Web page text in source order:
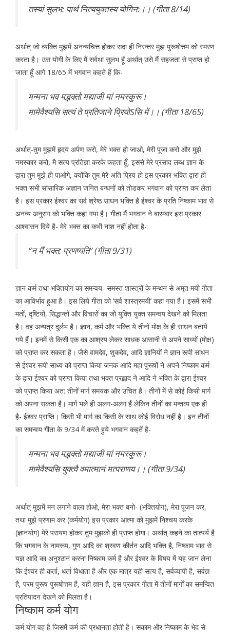
तस्यां सुलभ: पार्थ नित्ययुक्तस्य योगिन:।। (गीता 8/14)
अर्थात् जो व्यक्ति मुझमें अनन्यचित्त होकर सदा ही निरन्तर मुझ पुरूषोत्तम को स्मरण
करता है। उस योगी के लिए मैं सर्वथा सुलभ हूँ अर्थात् उसे मैं सहजता से प्राप्त हो
जाता हूँ आगे 18/65 में भगवान कहते हैं कि-
मन्मना भव मद्भक्तो मद्याजी मां नमस्कुरू।
मामेवैश्यसि सत्यं ते प्रतिजाने प्रियोSसि में।। (गीता 18/65)
अर्थात्-तुम मुझमें हृदय अर्पण करो, मेरे भक्त हो जाओ, मेरी पूजा करो और मुझे
नमस्कार करो, मै सत्य प्रतिज्ञा करके कहता हूँ, इससे मेरे प्रसाद लब्ध ज्ञान के
द्वारा तुम मुझे ही पाओगे, क्योंकि तुम मेरे अति प्रिय हो इस प्रकार भक्ति द्वारा ही
भक्त सभी सांसारिक अज्ञान जनित बन्धनों को तोडकर भगवान को प्राप्त कर लेता
है। इस प्रकार ईश्वर का सर्व श्रेष्ठ साधन भक्ति है ईश्वर के प्रति निष्काम भाव से
अनन्य अनुराग को भक्ति कहा गया है। गीता मैं भगवान ने बारम्बार इस प्रकार
आश्वासन दिये है- मेरे भक्त का कभी नाश नहीं होता है-
‘‘न मैं भक्त: प्रणष्यति’’ (गीता 9/31)
ज्ञान कर्म तथा भक्तियोग का समन्वय- समस्त शास्त्रों के मन्थन से अमृत मयी गीता
का आविर्भाव हुआ है। इस लिये गीता को ‘सर्व शास्त्रमयी’ कहा गया है। इसमें सभी
मतों, दृष्टियों, सिद्धान्तों और विचारों का जो युक्ति युक्त समन्वय देखने को मिलता
है। वह अन्यत्र दुर्लभ है। ज्ञान, कर्म और भक्ति ये तीनों मोक्ष के ही साधन बताये
गये हैं। इनमें से किसी एक का आश्रय लेकर साधक आसानी से अपने साध्यों (मोक्ष)
को प्राप्त कर सकता है। जैसे वामदेव, शुकदेव, आदि ज्ञानियों ने ज्ञान रूपी साधन
से ईश्वर रूपी साध्य को प्राप्त किया जनक आदि महा पुरूषों ने अपने निष्काम कर्म
के द्वारा ईश्वर को प्राप्त किया तथा भक्त प्रह्लाद ने आदि ने भक्ति के द्वारा ईश्वर
को प्राप्त किया अत: तीनों मार्ग समयक और उचित है। तीनों में से कोई किसी मार्ग
को अपना सकता है। मार्ग भले ही अलग-अलग हैं लेकिन तीनों का मन्तव्य एक ही
है- ईश्वर प्राप्ति। किसी भी मार्ग का किसी के साथ कोई विरोध नहीं है। इन तीनों
का समन्वय गीता के 9/34 में करते हुये भगवान कहतें है-
मन्मना भव मद्भक्तो मद्याजी मां नमस्कुरू।
मामेवैश्यसि युक्त्वै वमात्मानं मत्पराणय।। (गीता 9/34)
अर्थात् मुझमें मन लगाने वाला होओ, मेरा भक्त बनो- (भक्तियोग), मेरा पूजन कर,
तथा मुझे प्रणाम कर (कर्मयोग) इस प्रकार आत्मा को मुझमें निश्चय करके
(ज्ञानयोग) मेरे परायण होकर तुम मुझको ही प्राप्त होगा। अर्थात् कहने का तात्पर्य है
कि भगवान के नामरूप, गुण आदि का श्रवण कीर्तन आदि भक्ति है, निष्काम भाव से
यज्ञ आदि का अनुश्ठान करना निष्काम कर्म है और ईश्वर के विषय में यह जान लेना
कि ईश्वर ही कर्ता, धर्ता विधाता है और एक मात्र यही सत्य है, सर्वव्यापी है, सर्वज्ञ
है, परम पुरूष पुरूषोत्तम है, यही ज्ञान है, इस प्रकार गीता में तीनों मार्गों का समन्वित
प्रतिपादन देखने को मिलता है।
निष्काम कर्म योग
कर्म योग वह है जिसमें कर्म की प्रधानता होती है। सकाम और निष्काम के भेद से